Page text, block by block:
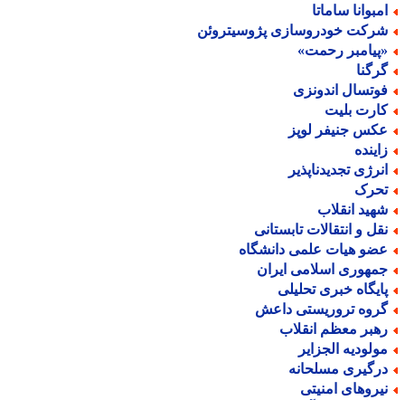
ساماتا
خودروسازی پژوسیتروئن
رحمت»
اندونزی
بلیت
جنیفر لوپز
تجدیدناپذیر
انقلاب
و انتقالات تابستانی
هیات علمی دانشگاه
اسلامی ایران
خبری تحلیلی
تروریستی داعش
معظم انقلاب
الجزایر
مسلحانه
امنیتی